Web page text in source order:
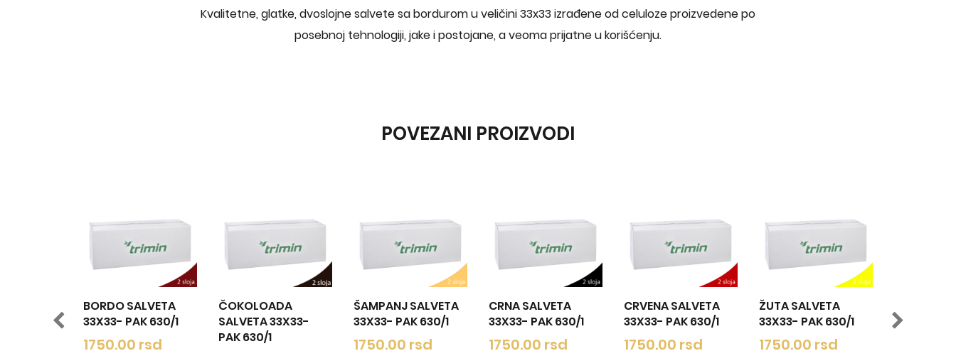
Kvalitetne, glatke, dvoslojne salvete sa bordurom u veličini 33x33 izrađene od celuloze proizvedene po
posebnoj tehnologiji, jake i postojane, a veoma prijatne u korišćenju.
POVEZANI PROIZVODI
SALVETA
PAK 630/1
ČOKOLOADA
SALVETA 33X33-
PAK 630/1
ŠAMPANJ SALVETA
33X33- PAK 630/1
1750.00 rsd
CRNA SALVETA
33X33- PAK 630/1
1750.00 rsd
CRVENA SALVETA
33X33- PAK 630/1
1750.00 rsd
ŽUTA SALVETA
33X33- PAK 630/1
1750.00 rsd
NARANDŽASTA
SALVETA 33X33-
PAK 630/1